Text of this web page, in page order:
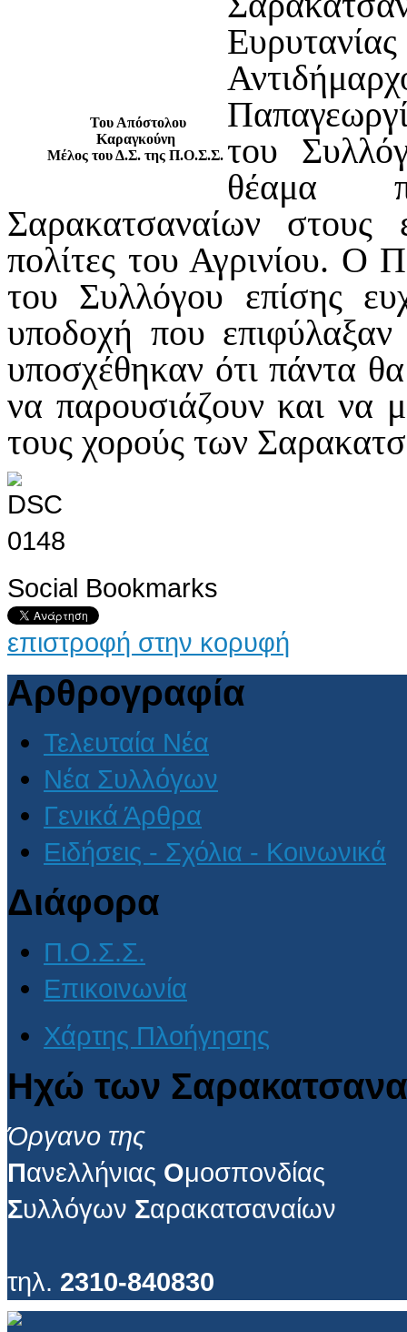
Του Απόστολου
Καραγκούνη
Μέλος του Δ.Σ. της Π.Ο.Σ.Σ. του
θέαμα
Σαρακατσαναίων στους
πολίτες του Αγρινίου. Ο
του Συλλόγου επίσης
υποδοχή που
υποσχέθηκαν ότι πάντα
να παρουσιάζουν και να
τους χορούς των
Social Bookmarks
επιστροφή στην κορυφή
Αρθρογραφία
Τελευταία Νέα
Νέα Συλλόγων
Γενικά Άρθρα
Ειδήσεις - Σχόλια - Κοινωνικά
Διάφορα
Π.Ο.Σ.Σ.
Επικοινωνία
Χάρτης Πλοήγησης
Ηχώ των
Όργανο της
Πανελλήνιας Ομοσπονδίας
Συλλόγων Σαρακατσαναίων
τηλ. 2310-840830